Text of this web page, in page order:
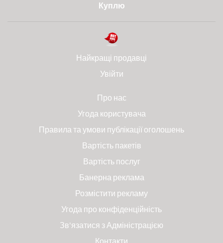
Куплю
Найкращі продавці
Увійти
Про нас
Угода користувача
Правила та умови публікації оголошень
Вартість пакетів
Вартість послуг
Банерна реклама
Розмістити рекламу
Угода про конфіденційність
Зв'язатися з Адміністрацією
Контакти